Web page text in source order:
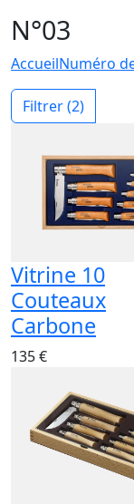
N°03
AccueilNuméro
Filtrer(2)
Vitrine 10
Couteaux
Carbone
135 €